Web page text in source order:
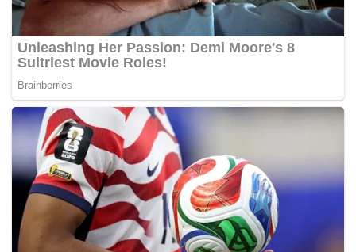
"Kita sedang proses kasusnya. Dan kami juga sudah
mengamankan barang bukti dari lokasi kejadian,"
ujarnya.
Sekadar informasi, bahwa pada Selasa (25/3/2025)
sekumpulan massa unjuk rasa di DPRD Kota Bekasi.
Mereka unjuk rasa menolak Revisi Undang-Undang
TNI.